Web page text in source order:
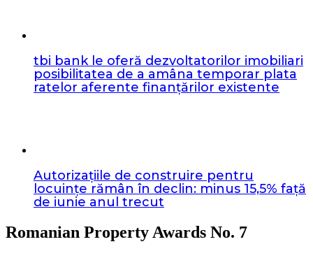
tbi bank le oferă dezvoltatorilor imobiliari
posibilitatea de a amâna temporar plata
ratelor aferente finanțărilor existente
Autorizațiile de construire pentru
locuințe rămân în declin: minus 15,5% față
de iunie anul trecut
Romanian Property Awards No. 7